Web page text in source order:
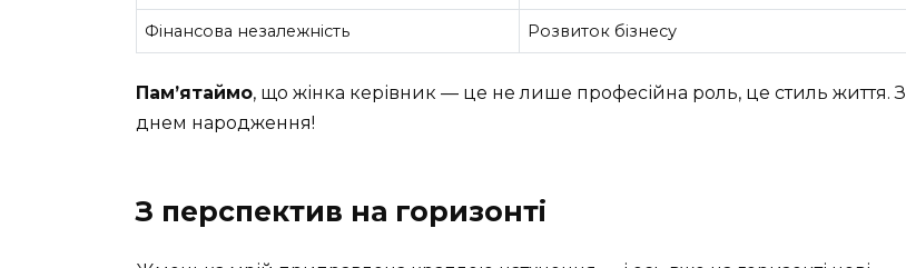
Фінансова незалежність Розвиток бізнесу
Пам’ятаймо, що жінка керівник — це не лише професійна роль, це стиль життя. З
днем народження!
З перспектив на горизонті